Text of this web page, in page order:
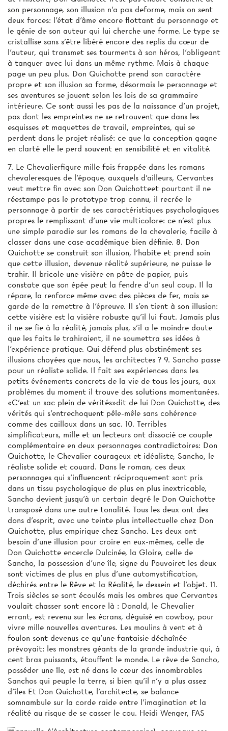
son personnage, son illusion n'a pas deforme, mais on sent
deux forces: l'état d'âme encore flottant du personnage et
le génie de son auteur qui lui cherche une forme. Le type se
cristallise sans s'être libéré encore des replis du cœur de
l'auteur, qui transmet ses tourments à son héros, l'obligeant
à tanguer avec lui dans un même rythme. Mais à chaque
page un peu plus. Don Quichotte prend son caractère
propre et son illusion sa forme, désormais le personnage et
ses aventures se jouent selon les lois de sa grammaire
intérieure. Ce sont aussi les pas de la naissance d'un projet,
pas dont les empreintes ne se retrouvent que dans les
esquisses et maquettes de travail, empreintes, qui se
perdent dans le projet réalisé: ce que la conception gagne
en clarté elle le perd souvent en sensibilité et en vitalité.
7. Le Chevalierfigure mille fois frappée dans les romans
chevaleresques de l'époque, auxquels d’ailleurs, Cervantes
veut mettre fin avec son Don Quichotteet pourtant il ne
réestampe pas le prototype trop connu, il recrée le
personnage à partir de ses caractéristiques psychologiques
propres le remplissant d'une vie multicolore: ce n’est plus
une simple parodie sur les romans de la chevalerie, facile à
classer dans une case académique bien définie. 8. Don
Quichotte se construit son illusion, l’habite et prend soin
que cette illusion, devenue réalité supérieure, ne puisse le
trahir. Il bricole une visière en pâte de papier, puis
constate que son épée peut la fendre d’un seul coup. Il la
répare, la renforce même avec des pièces de fer, mais se
garde de la remettre à l’épreuve. Il s’en tient à son illusion:
cette visière est la visière robuste qu’il lui faut. Jamais plus
il ne se fie à la réalité, jamais plus, s’il a le moindre doute
que les faits le trahiraient, il ne soumettra ses idées à
l’expérience pratique. Qui défend plus obstinément ses
illusions choyées que nous, les architectes ? 9. Sancho passe
pour un réaliste solide. Il fait ses expériences dans les
petits événements concrets de la vie de tous les jours, aux
problèmes du moment il trouve des solutions momentanées.
«C’est un sac plein de vérités»dit de lui Don Quichotte, des
vérités qui s’entrechoquent pêle-mêle sans cohérence
comme des cailloux dans un sac. 10. Terribles
simplificateurs, mille et un lecteurs ont dissocié ce couple
complémentaire en deux personnages contradictoires: Don
Quichotte, le Chevalier courageux et idéaliste, Sancho, le
réaliste solide et couard. Dans le roman, ces deux
personnages qui s’influencent réciproquement sont pris
dans un tissu psychologique de plus en plus inextricable,
Sancho devient jusqu’à un certain degré le Don Quichotte
transposé dans une autre tonalité. Tous les deux ont des
dons d’esprit, avec une teinte plus intellectuelle chez Don
Quichotte, plus empirique chez Sancho. Les deux ont
besoin d’une illusion pour croire en eux-mêmes, celle de
Don Quichotte encercle Dulcinée, la Gloire, celle de
Sancho, la possession d’une île, signe du Pouvoiret les deux
sont victimes de plus en plus d’une automystification,
déchirés entre le Rêve et la Réalité, le dessein et l’objet. 11.
Trois siècles se sont écoulés mais les ombres que Cervantes
voulait chasser sont encore là : Donald, le Chevalier
errant, est revenu sur les écrans, déguisé en cowboy, pour
vivre mille nouvelles aventures. Les moulins à vent et à
foulon sont devenus ce qu’une fantaisie déchaînée
prévoyait: les monstres géants de la grande industrie qui, à
cent bras puissants, étouffent le monde. Le rêve de Sancho,
posséder une île, est né dans le cœur des innombrables
Sanchos qui peuple la terre, si bien qu’il n’y a plus assez
d’îles Et Don Quichotte, l’architecte, se balance
somnambule sur la corde raide entre l’imagination et la
réalité au risque de se casser le cou. Heidi Wenger, FAS